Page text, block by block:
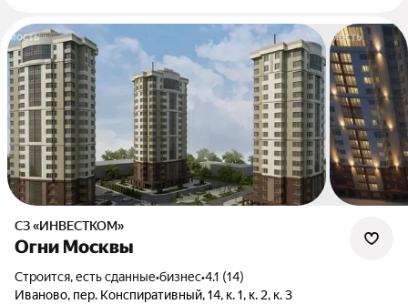
СЗ «ИНВЕСТКОМ»
Огни Москвы
Строится, есть сданные•бизнес•4.1 (14)
Иваново, пер. Конспиративный, 14, к. 1, к. 2, к. 3